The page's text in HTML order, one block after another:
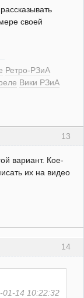
своей
Ретро-РЗиА
Вики РЗиА
13
вариант. Кое-
их на видео
14
01-14 10:22:32